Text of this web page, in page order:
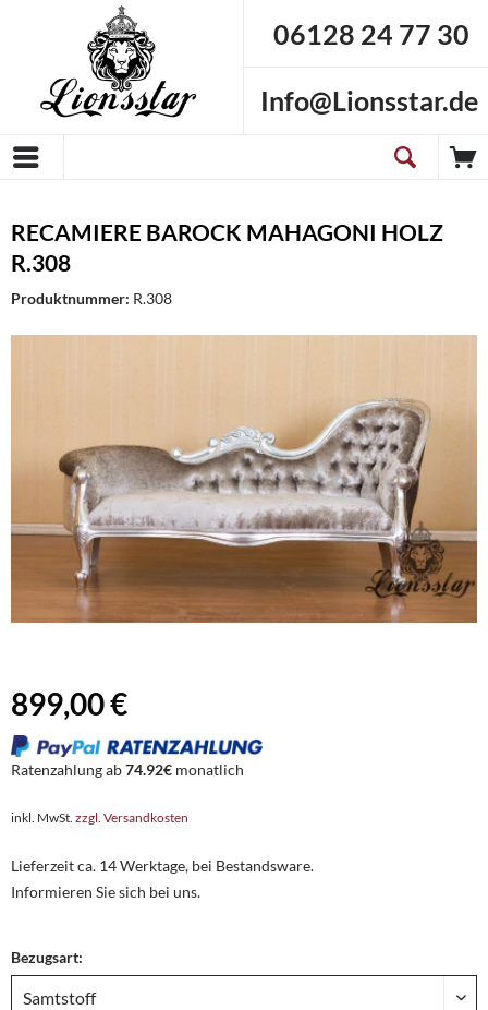
06128 24 77 30
Info@Lionsstar.de
RECAMIERE BAROCK MAHAGONI HOLZ
R.308
Produktnummer: R.308
899,00 €
Ratenzahlung ab74.92€ monatlich
inkl. MwSt. zzgl. Versandkosten
Lieferzeit ca. 14 Werktage, bei Bestandsware.
Informieren Sie sich bei uns.
Bezugsart: